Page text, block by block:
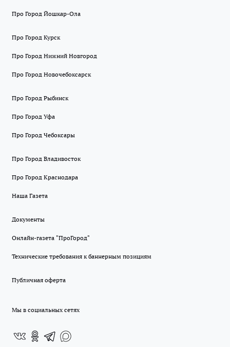
Про Город Йошкар-Ола
Про Город Курск
Про Город Нижний Новгород
Про Город Новочебоксарск
Про Город Рыбинск
Про Город Уфа
Про Город Чебоксары
Про Город Владивосток
Про Город Краснодара
Наша Газета
Документы
Онлайн-газета "ПроГород"
Технические требования к баннерным позициям
Публичная оферта
Мы в социальных сетях